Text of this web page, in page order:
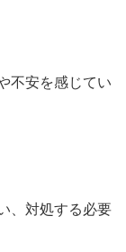
不安を感じてい
、対処する必要